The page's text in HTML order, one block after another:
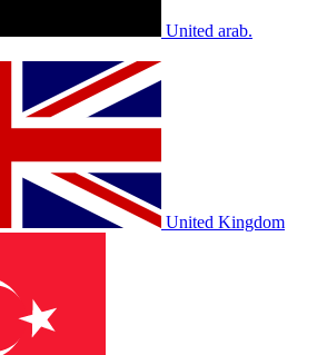
United arab.
United Kingdom